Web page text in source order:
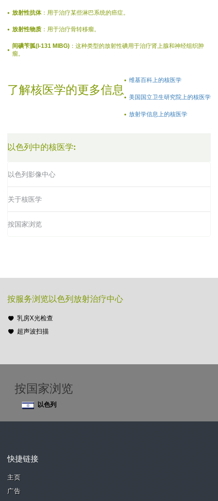
放射性抗体：用于治疗某些淋巴系统的癌症。
放射性物质 ：用于治疗骨转移瘤。
间碘苄胍(I-131 MIBG) ：这种类型的放射性碘用于治疗肾上腺和神经组织肿
瘤。
了解核医学的更多信息
维基百科上的核医学
美国国立卫生研究院上的核医学
放射学信息上的核医学
以色列中的核医学:
以色列影像中心
关于核医学
按国家浏览
按服务浏览以色列放射治疗中心
乳房X光检查
超声波扫描
按国家浏览
以色列
快捷链接
主页
广告